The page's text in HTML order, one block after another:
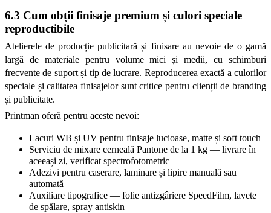
6.3 Cum obții finisaje premium și culori speciale
reproductibile
Atelierele de producție publicitară și finisare au nevoie de o gamă
largă de materiale pentru volume mici și medii, cu schimburi
frecvente de suport și tip de lucrare. Reproducerea exactă a culorilor
speciale și calitatea finisajelor sunt critice pentru clienții de branding
și publicitate.
Printman oferă pentru aceste nevoi:
Lacuri WB și UV pentru finisaje lucioase, matte și soft touch
Serviciu de mixare cerneală Pantone de la 1 kg — livrare în
aceeași zi, verificat spectrofotometric
Adezivi pentru caserare, laminare și lipire manuală sau
automată
Auxiliare tipografice — folie antizgâriere SpeedFilm, lavete
de spălare, spray antiskin